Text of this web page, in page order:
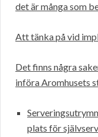
det är många som
Att tänka på vid
Det finns några
införa Aromhusets
plats för